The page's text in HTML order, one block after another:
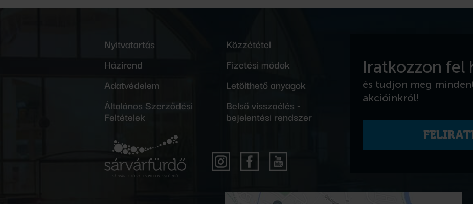
Nyitvatartás
Házirend
Adatvédelem
Általános Szerződési
Feltételek
Közzététel
Fizetési módok
Letölthető anyagok
Belső visszaélés -
bejelentési rendszer
Iratkozzon fel
és tudjon meg
akcióinkról!